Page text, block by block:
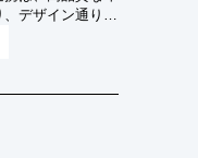
デザイン通りの
、顧客満足度向